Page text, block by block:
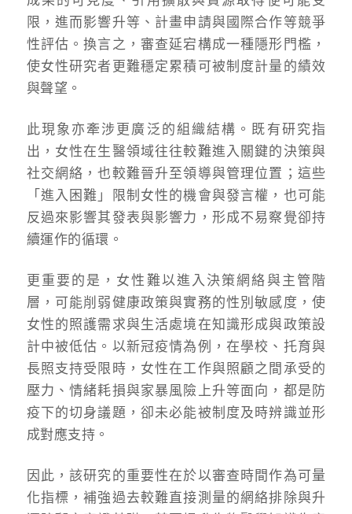
限，進而影響升等、計畫申請與國際合作等競爭
性評估。換言之，審查延宕構成一種隱形門檻，
使女性研究者更難穩定累積可被制度計量的績效
與聲望。
此現象亦牽涉更廣泛的組織結構。既有研究指
出，女性在生醫領域往往較難進入關鍵的決策與
社交網絡，也較難晉升至領導與管理位置；這些
「進入困難」限制女性的機會與發言權，也可能
反過來影響其發表與影響力，形成不易察覺卻持
續運作的循環。
更重要的是，女性難以進入決策網絡與主管階
層，可能削弱健康政策與實務的性別敏感度，使
女性的照護需求與生活處境在知識形成與政策設
計中被低估。以新冠疫情為例，在學校、托育與
長照支持受限時，女性在工作與照顧之間承受的
壓力、情緒耗損與家暴風險上升等面向，都是防
疫下的切身議題，卻未必能被制度及時辨識並形
成對應支持。
因此，該研究的重要性在於以審查時間作為可量
化指標，補強過去較難直接測量的網絡排除與升